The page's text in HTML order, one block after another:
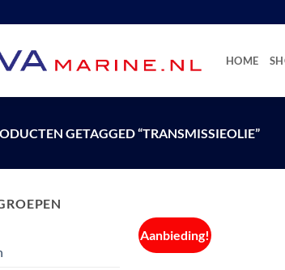
HOME
GETAGGED “TRANSMISSIEOLIE”
Aanbieding!